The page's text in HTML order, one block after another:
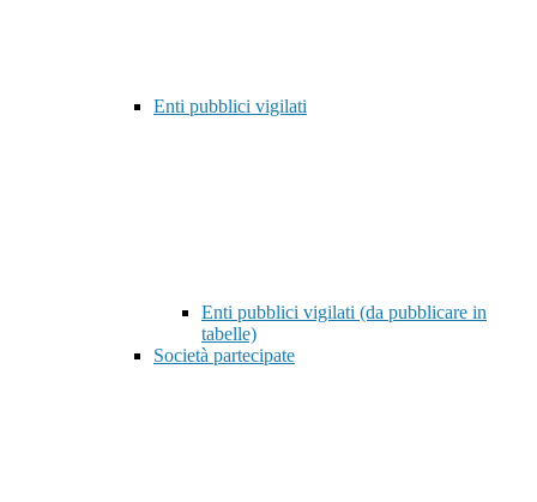
Enti pubblici vigilati
Enti pubblici vigilati (da pubblicare in
tabelle)
Società partecipate